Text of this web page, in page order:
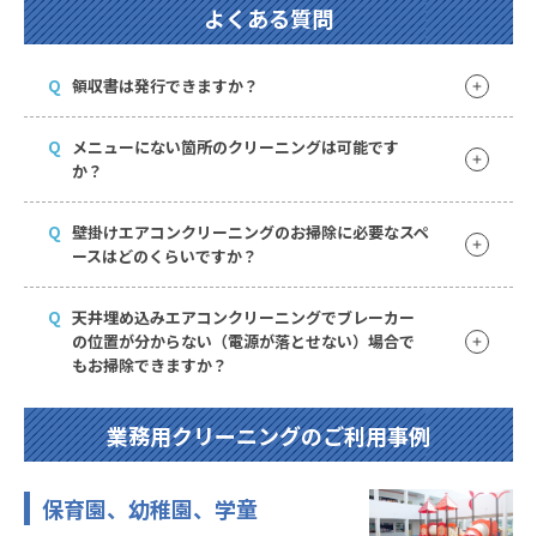
よくある質問
Q 領収書は発行できますか？
Q メニューにない箇所のクリーニングは可能です
か？
Q 壁掛けエアコンクリーニングのお掃除に必要なスペ
ースはどのくらいですか？
Q 天井埋め込みエアコンクリーニングでブレーカー
の位置が分からない（電源が落とせない）場合で
もお掃除できますか？
業務用クリーニングのご利用事例
保育園、幼稚園、学童